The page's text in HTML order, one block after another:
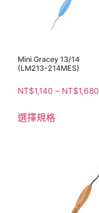
Mini Gracey 13/14
(LM213-214MES)
NT$1,140 – NT$1,680
選擇規格